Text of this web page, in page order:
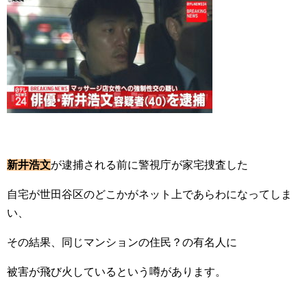
新井浩文が逮捕される前に警視庁が家宅捜査した
自宅が世田谷区のどこかがネット上であらわになってしま
い、
その結果、同じマンションの住民？の有名人に
被害が飛び火しているという噂があります。